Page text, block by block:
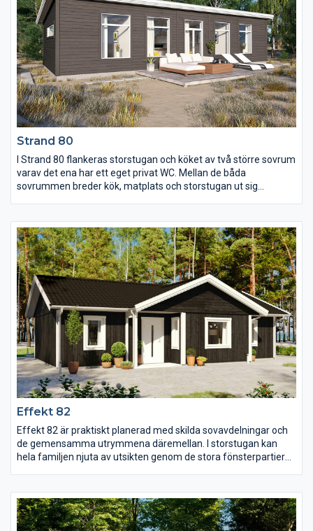
Strand 80
I Strand 80 flankeras storstugan och köket av två större sovrum
varav det ena har ett eget privat WC. Mellan de båda
sovrummen breder kök, matplats och storstugan ut sig
kombifönstren ger ett härligt ljusinsläpp.
Effekt 82
Effekt 82 är praktiskt planerad med skilda sovavdelningar och
de gemensamma utrymmena däremellan. I storstugan kan
hela familjen njuta av utsikten genom de stora fönsterpartierna
rymliga och med goda förvaringsmöjligheter, det stora
sovrummet har dessutom egen utgång till trädgården.